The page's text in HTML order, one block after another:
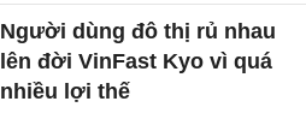
Người dùng đô thị rủ nhau
lên đời VinFast Kyo vì quá
nhiều lợi thế